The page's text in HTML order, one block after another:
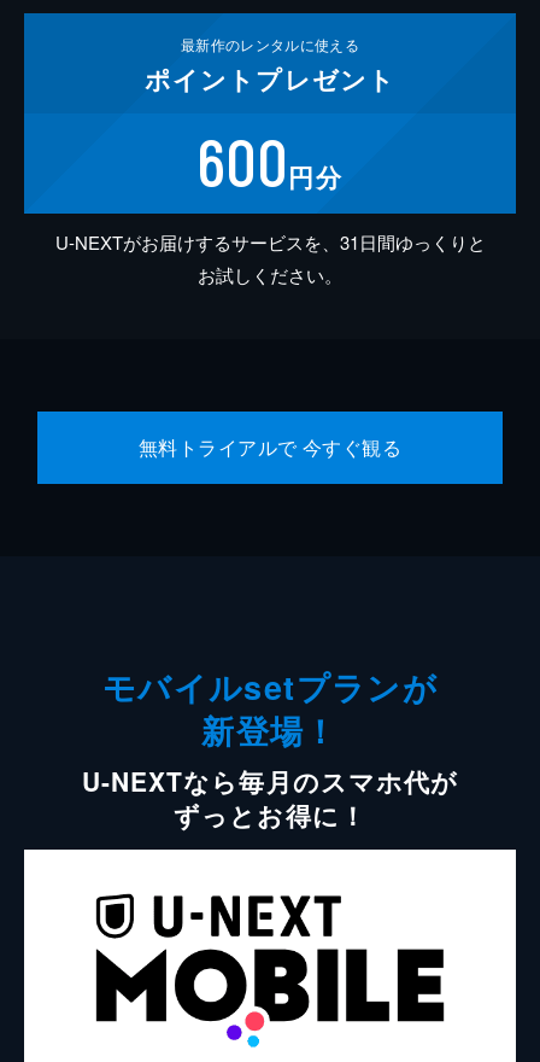
最新作のレンタルに使える
ポイント プレゼント
600円分
U-NEXTがお届けするサービスを、31日間ゆっくりと
お試しください。
無料トライアルで 今すぐ観る
モバイルsetプランが
新登場！
U-NEXTなら毎月のスマホ代が
ずっとお得に！